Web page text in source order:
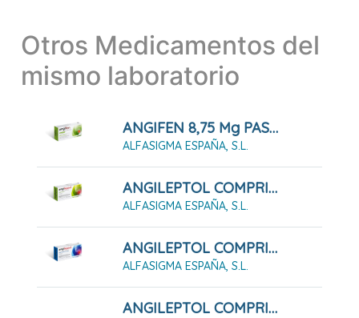
Otros Medicamentos del
mismo laboratorio
ANGIFEN 8,75 Mg PASTILLAS PARA CHUPAR SABOR MENTA (16 Pastillas)
ALFASIGMA ESPAÑA, S.L.
ANGILEPTOL COMPRIMIDOS PARA CHUPAR SABOR MENTA (30 COMPRIMIDOS)
ALFASIGMA ESPAÑA, S.L.
ANGILEPTOL COMPRIMIDOS PARA CHUPAR SABOR MENTA-EUCALIPTO (30 COMPRIMIDOS)
ALFASIGMA ESPAÑA, S.L.
ANGILEPTOL COMPRIMIDOS PARA CHUPAR SABOR MIEL-LIMON (30 COMPRIMIDOS)